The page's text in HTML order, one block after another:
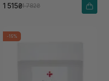
1 515₴1 782₴
-15%